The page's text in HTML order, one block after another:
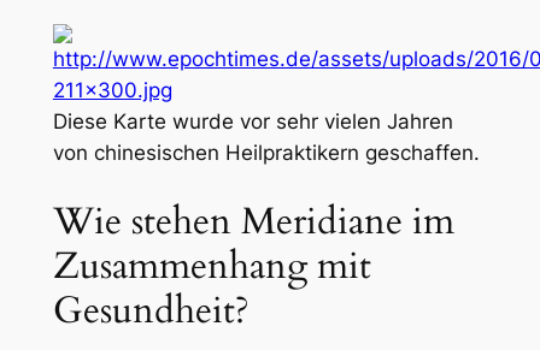
Diese Karte wurde vor sehr vielen Jahren
von chinesischen Heilpraktikern geschaffen.
Wie stehen Meridiane im
Zusammenhang mit
Gesundheit?